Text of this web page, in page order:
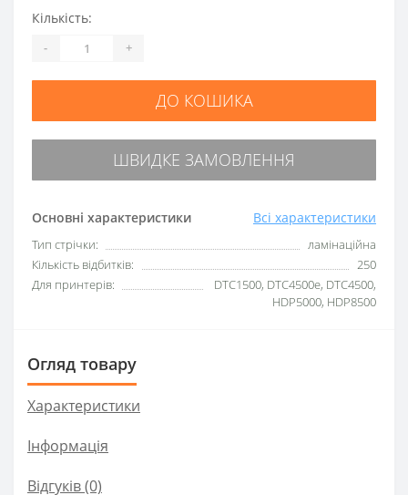
Основні характеристики Всі характеристики
Тип стрічки:
ламінаційна
Кількість відбитків:
250
Для принтерів:
DTC1500, DTC4500e, DTC4500,
HDP5000, HDP8500
Кількість:
- +
ДО КОШИКА
ШВИДКЕ ЗАМОВЛЕННЯ
Огляд товару
Характеристики
Інформація
Відгуків (0)